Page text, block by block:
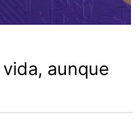
aunque